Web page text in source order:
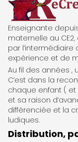
ReCreatisse
Enseignante
maternelle au
par
expérience et de
Au fil des années ,
C’est dans la
chaque enfant (
et sa raison
différenciée et la
ludiques.
Distribution,